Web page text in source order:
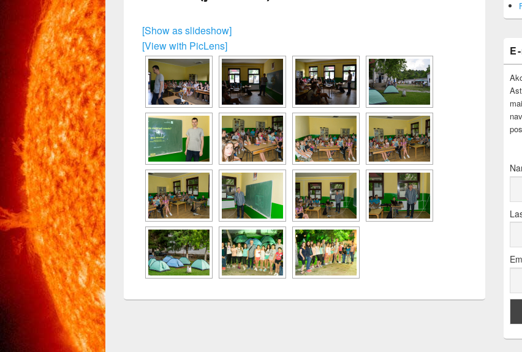
[Show as slideshow]
[View with PicLens]
Area